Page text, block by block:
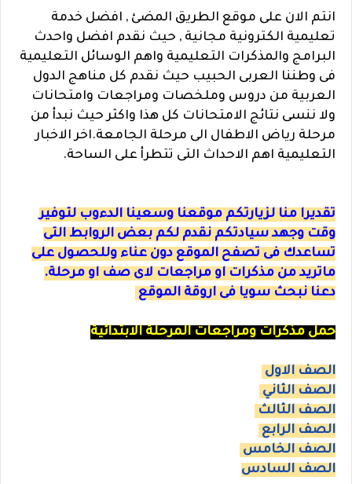
انتم الان على موقع الطريق المضئ , افضل خدمة
تعليمية الكترونية مجانية , حيث نقدم افضل واحدث
البرامج والمذكرات التعليمية واهم الوسائل التعليمية
فى وطننا العربى الحبيب حيث نقدم كل مناهج الدول
العربية من دروس وملخصات ومراجعات وامتحانات
ولا ننسى نتائج الامتحانات كل هذا واكثر حيث نبدأ من
مرحلة رياض الاطفال الى مرحلة الجامعة.اخر الاخبار
التعليمية اهم الاحداث التى تتطرأ على الساحة.
تقديرا منا لزيارتكم موقعنا وسعينا الدءوب لتوفير
وقت وجهد سيادتكم نقدم لكم بعض الروابط التى
تساعدك فى تصفح الموقع دون عناء وللحصول على
ماتريد من مذكرات او مراجعات لاى صف او مرحلة.
دعنا نبحث سويا فى اروقة الموقع
حمل مذكرات ومراجعات المرحلة الابتدائية
الصف الاول
الصف الثاني
الصف الثالث
الصف الرابع
الصف الخامس
الصف السادس